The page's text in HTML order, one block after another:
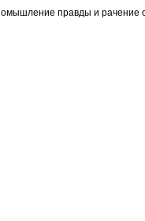
правды и рачение